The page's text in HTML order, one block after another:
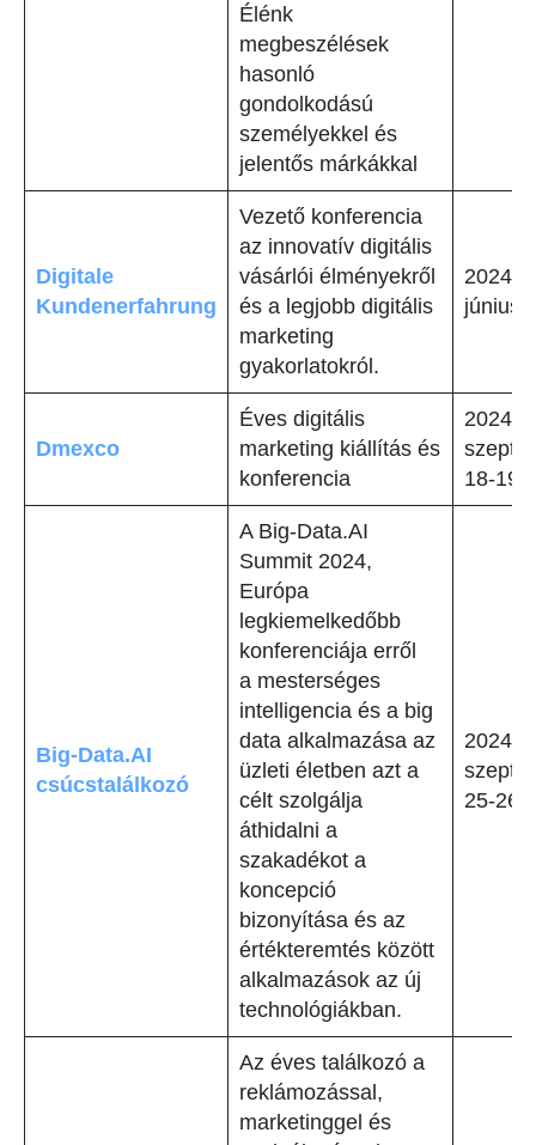
Élénk
megbeszélések
hasonló
gondolkodású
személyekkel és
jelentős márkákkal
Digitale
Kundenerfahrung
Vezető konferencia
az innovatív digitális
vásárlói élményekről
és a legjobb digitális
marketing
gyakorlatokról.
2024.
június
Dmexco
Éves digitális
marketing kiállítás és
konferencia
2024.
18-19
Big-Data.AI
csúcstalálkozó
A Big-Data.AI
Summit 2024,
Európa
legkiemelkedőbb
konferenciája erről
a mesterséges
intelligencia és a big
data alkalmazása az
üzleti életben azt a
célt szolgálja
áthidalni a
szakadékot a
koncepció
bizonyítása és az
értékteremtés között
alkalmazások az új
technológiákban.
2024.
25-26
Az éves találkozó a
reklámozással,
marketinggel és